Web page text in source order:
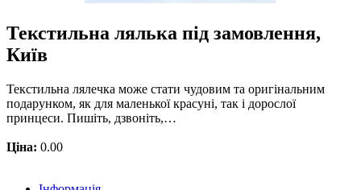
Текстильна лялька під замовлення,
Київ
Текстильна лялечка може стати чудовим та оригінальним
подарунком, як для маленької красуні, так і дорослої
принцеси. Пишіть, дзвоніть,…
Ціна: 0.00